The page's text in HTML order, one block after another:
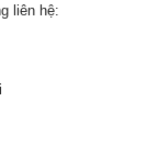
liên hệ: